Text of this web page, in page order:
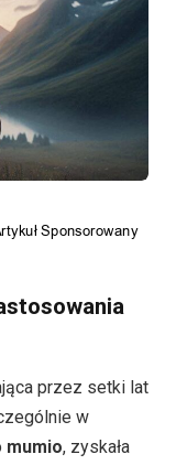
przez setki lat
w
mumio, zyskała